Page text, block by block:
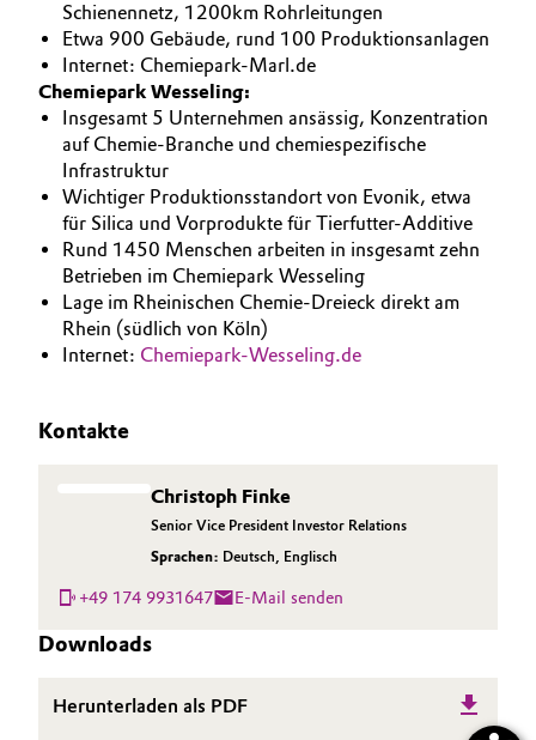
Schienennetz, 1200km Rohrleitungen
Etwa 900 Gebäude, rund 100 Produktionsanlagen
Internet: Chemiepark-Marl.de
Chemiepark Wesseling:
Insgesamt 5 Unternehmen ansässig, Konzentration
auf Chemie-Branche und chemiespezifische
Infrastruktur
Wichtiger Produktionsstandort von Evonik, etwa
für Silica und Vorprodukte für Tierfutter-Additive
Rund 1450 Menschen arbeiten in insgesamt zehn
Betrieben im Chemiepark Wesseling
Lage im Rheinischen Chemie-Dreieck direkt am
Rhein (südlich von Köln)
Internet: Chemiepark-Wesseling.de
Kontakte
Christoph Finke
Senior Vice President Investor Relations
Sprachen: Deutsch, Englisch
+49 174 9931647 E-Mail senden
Downloads
Herunterladen als PDF